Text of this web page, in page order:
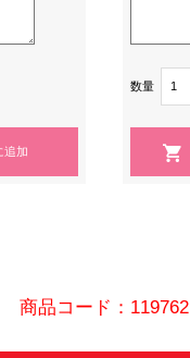
数量
商品コード：119762